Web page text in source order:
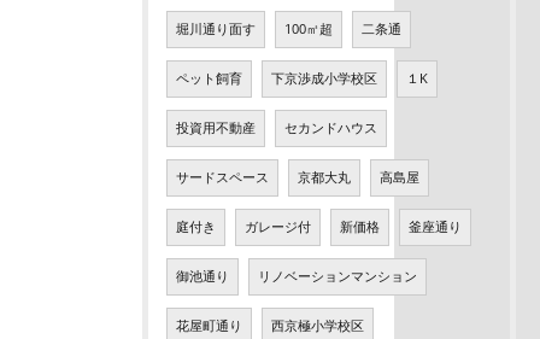
堀川通り面す 100㎡超 二条通
ペット飼育 下京渉成小学校区 １K
投資用不動産 セカンドハウス
サードスペース 京都大丸 高島屋
庭付き ガレージ付 新価格 釜座通り
御池通り リノベーションマンション
花屋町通り 西京極小学校区